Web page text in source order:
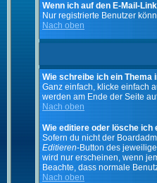
Wenn ich auf den E-Mail-
Nur registrierte Benutzer
Nach oben
Wie schreibe ich ein Thema
Ganz einfach, klicke einfach
werden am Ende der Seite
Nach oben
Wie editiere oder lösche ich
Sofern du nicht der
Editieren-Button des
wird nur erscheinen, wenn
Beachte, dass normale
Nach oben